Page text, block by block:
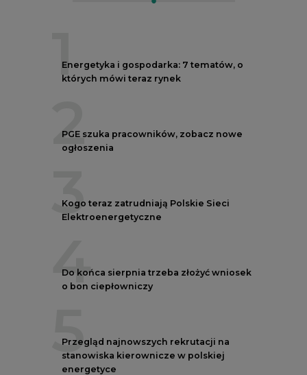
1
Energetyka i gospodarka: 7 tematów, o
których mówi teraz rynek
2
PGE szuka pracowników, zobacz nowe
ogłoszenia
3
Kogo teraz zatrudniają Polskie Sieci
Elektroenergetyczne
4
Do końca sierpnia trzeba złożyć wniosek
o bon ciepłowniczy
5
Przegląd najnowszych rekrutacji na
stanowiska kierownicze w polskiej
energetyce